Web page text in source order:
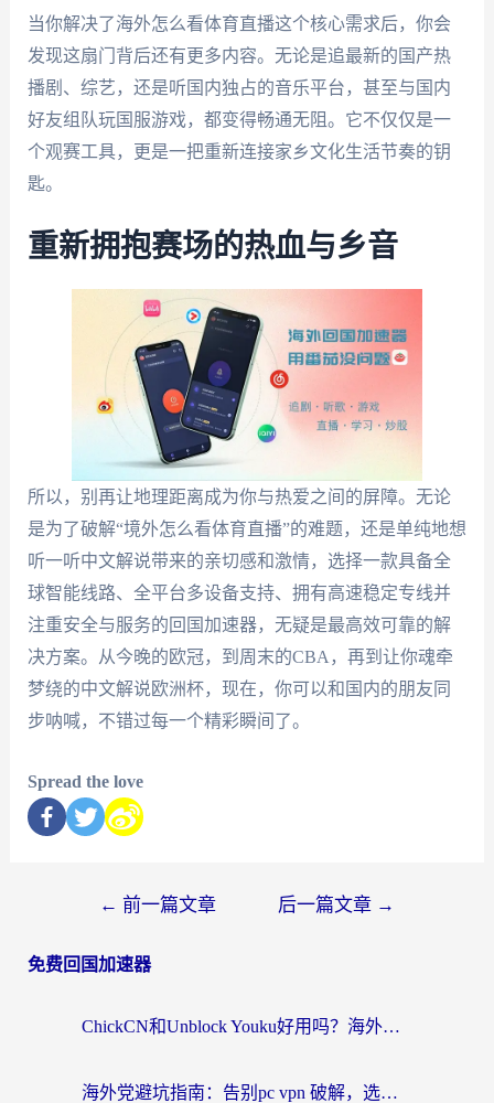
当你解决了海外怎么看体育直播这个核心需求后，你会
发现这扇门背后还有更多内容。无论是追最新的国产热
播剧、综艺，还是听国内独占的音乐平台，甚至与国内
好友组队玩国服游戏，都变得畅通无阻。它不仅仅是一
个观赛工具，更是一把重新连接家乡文化生活节奏的钥
匙。
重新拥抱赛场的热血与乡音
所以，别再让地理距离成为你与热爱之间的屏障。无论
是为了破解“境外怎么看体育直播”的难题，还是单纯地想
听一听中文解说带来的亲切感和激情，选择一款具备全
球智能线路、全平台多设备支持、拥有高速稳定专线并
注重安全与服务的回国加速器，无疑是最高效可靠的解
决方案。从今晚的欧冠，到周末的CBA，再到让你魂牵
梦绕的中文解说欧洲杯，现在，你可以和国内的朋友同
步呐喊，不错过每一个精彩瞬间了。
Spread the love
← 前一篇文章 后一篇文章 →
免费回国加速器
ChickCN和Unblock Youku好用吗？海外党亲测3款回国加速器，附iOS免费选择指南
海外党避坑指南：告别pc vpn 破解，选对回国加速器轻松访问国内资源